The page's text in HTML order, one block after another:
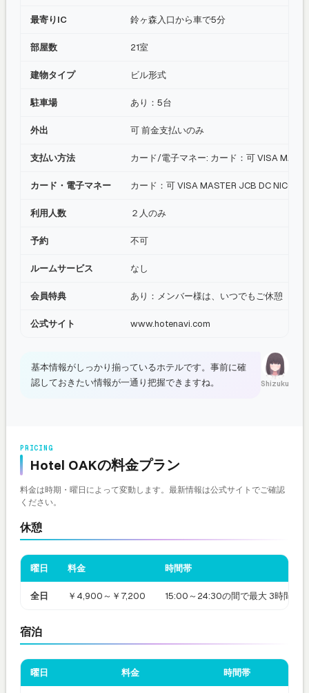
最寄りIC 鈴ヶ森入口から車で5分
部屋数 21室
建物タイプ ビル形式
駐車場 あり：5台
外出 可 前金支払いのみ
支払い方法 カード/電子マネー: カード：可 VISA
カード・電子マネー カード：可 VISA MASTER JCB DC NICOS
利用人数 ２人のみ
予約 不可
ルームサービス なし
会員特典 あり：メンバー様は、いつでもご休憩（サ
公式サイト www.hotenavi.com
Shizuku
基本情報がしっかり揃っているホテルです。事前に確
認しておきたい情報が一通り把握できますね。
PRICING
Hotel OAKの料金プラン
料金は時期・曜日によって変動します。最新情報は公式サイトでご確認
ください。
休憩
曜日 料金 時間帯
全日 ￥4,900～￥7,200 15:00～24:30の間で最大 3時間ご
宿泊
曜日 料金 時間帯